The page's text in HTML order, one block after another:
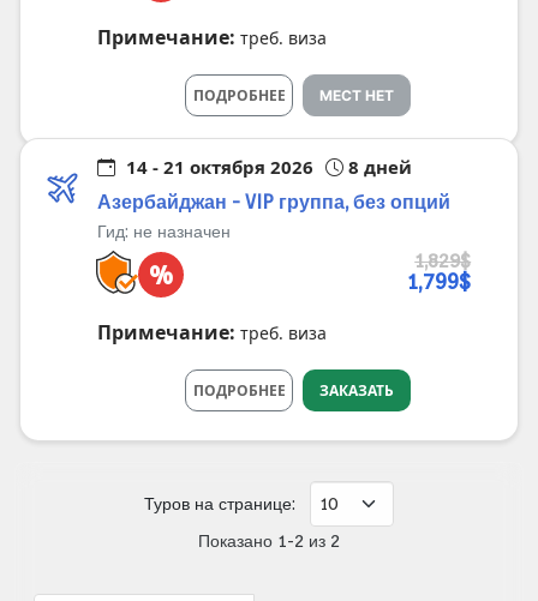
Примечание: треб. виза
ПОДРОБНЕЕ МЕСТ НЕТ
14 - 21 октября 2026 8 дней
Азербайджан - VIP группа, без опций
Гид: не назначен
% 1,829$
1,799$
Примечание: треб. виза
ПОДРОБНЕЕ ЗАКАЗАТЬ
Туров на странице:
Показано 1-2 из 2